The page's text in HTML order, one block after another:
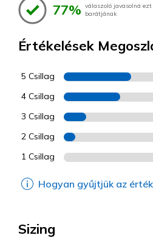
77% válaszoló javasolná ezt
barátjának
Értékelések
5 Csillag
4 Csillag
3 Csillag
2 Csillag
1 Csillag
Hogyan gyűjtjük az
Sizing